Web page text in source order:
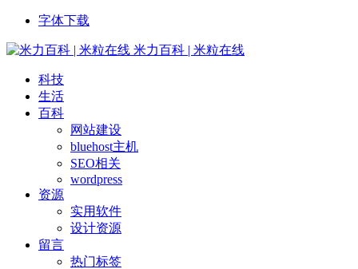
字体下载
米力百科 | 米粒在线
科技
生活
百科
网站建设
bluehost主机
SEO相关
wordpress
资源
实用软件
设计资源
留言
热门标签